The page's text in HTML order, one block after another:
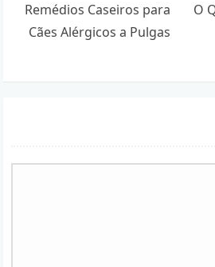
O
Remédios Caseiros para
Cães Alérgicos a Pulgas